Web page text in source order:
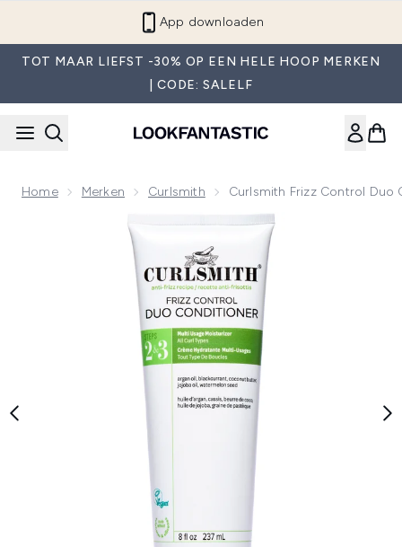
App downloaden
TOT MAAR LIEFST -30% OP EEN HELE HOOP MERKEN
| CODE: SALELF
Home Merken Curlsmith Curlsmith Frizz Control
Now showing image 1 Curlsmith Frizz Control Duo